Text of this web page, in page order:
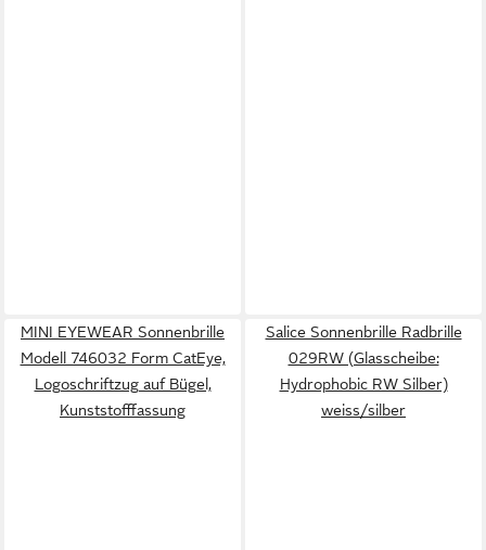
MINI EYEWEAR Sonnenbrille
Modell 746032 Form CatEye,
Logoschriftzug auf Bügel,
Kunststofffassung
Salice Sonnenbrille Radbrille
029RW (Glasscheibe:
Hydrophobic RW Silber)
weiss/silber